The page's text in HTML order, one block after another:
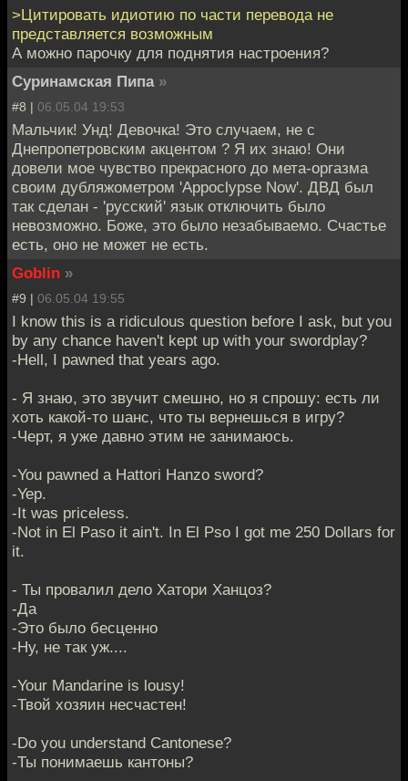
>Цитировать идиотию по части перевода не
представляется возможным
А можно парочку для поднятия настроения?
Суринамская Пипа »
#8 | 06.05.04 19:53
Мальчик! Унд! Девочка! Это случаем, не с
Днепропетровским акцентом ? Я их знаю! Они
довели мое чувство прекрасного до мета-оргазма
своим дубляжометром 'Appoclypse Now'. ДВД был
так сделан - 'русский' язык отключить было
невозможно. Боже, это было незабываемо. Счастье
есть, оно не может не есть.
Goblin »
#9 | 06.05.04 19:55
I know this is a ridiculous question before I ask, but you
by any chance haven't kept up with your swordplay?
-Hell, I pawned that years ago.
- Я знаю, это звучит смешно, но я спрошу: есть ли
хоть какой-то шанс, что ты вернешься в игру?
-Черт, я уже давно этим не занимаюсь.
-You pawned a Hattori Hanzo sword?
-Yep.
-It was priceless.
-Not in El Paso it ain't. In El Pso I got me 250 Dollars for
it.
- Ты провалил дело Хатори Ханцоз?
-Да
-Это было бесценно
-Ну, не так уж....
-Your Mandarine is lousy!
-Твой хозяин несчастен!
-Do you understand Cantonese?
-Ты понимаешь кантоны?